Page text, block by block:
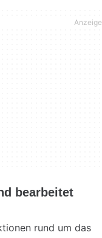
bearbeitet
rund um das